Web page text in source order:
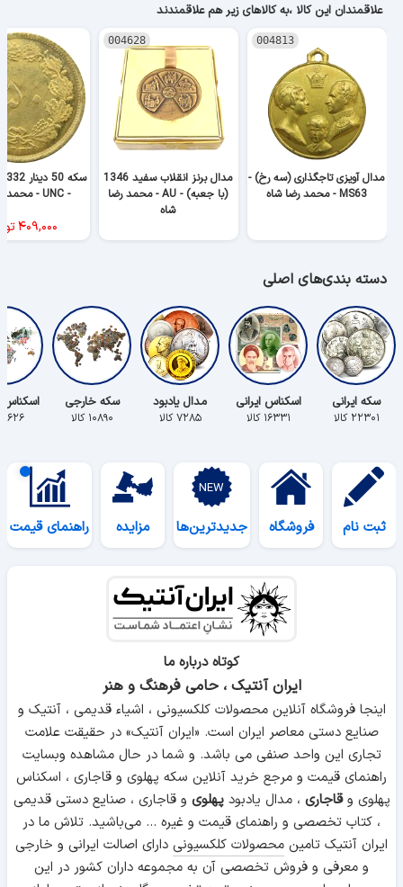
علاقمندان این کالا ،به کالاهای زیر هم علاقمندند
004813
مدال آویزی تاجگذاری (سه رخ) -
MS63 - محمد رضا شاه
004628
مدال برنز انقلاب سفید 1346
(با جعبه) - AU - محمد رضا
شاه
- UNC - محمد رضا شاه
۴۰۹,۰۰۰
دسته بندی‌های اصلی
سکه ایرانی
۲۲۳۰۱ کالا
اسکناس ایرانی
۱۶۳۳۱ کالا
مدال یادبود
۷۲۸۵ کالا
سکه خارجی
۱۰۸۹۰ کالا ۵۶۲۶ کالا
ثبت نام فروشگاه جدیدترین‌ها مزایده راهنمای قیمت
کوتاه درباره ما
ایران آنتیک ، حامی فرهنگ و هنر
اینجا فروشگاه آنلاین محصولات کلکسیونی ، اشیاء قدیمی ، آنتیک و
صنایع دستی معاصر ایران است. «ایران آنتیک» در حقیقت علامت
تجاری این واحد صنفی می باشد. و شما در حال مشاهده وبسایت
راهنمای قیمت و مرجع خرید آنلاین سکه پهلوی و قاجاری ، اسکناس
پهلوی وقاجاری ، مدال یادبودپهلوی و قاجاری ، صنایع دستی قدیمی
، کتاب تخصصی و راهنمای قیمت و غیره ... می‌باشید. تلاش ما در
ایران آنتیک تامین محصولات کلکسیونی دارای اصالت ایرانی و خارجی
و معرفی و فروش تخصصی آن به مجموعه داران کشور در این